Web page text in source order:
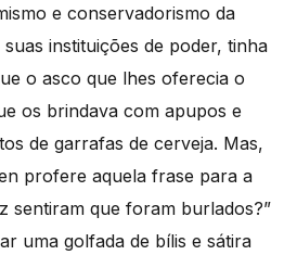
e conservadorismo da
instituições de poder, tinha
o asco que lhes oferecia o
os brindava com apupos e
de garrafas de cerveja. Mas,
profere aquela frase para a
sentiram que foram burlados?”
uma golfada de bílis e sátira